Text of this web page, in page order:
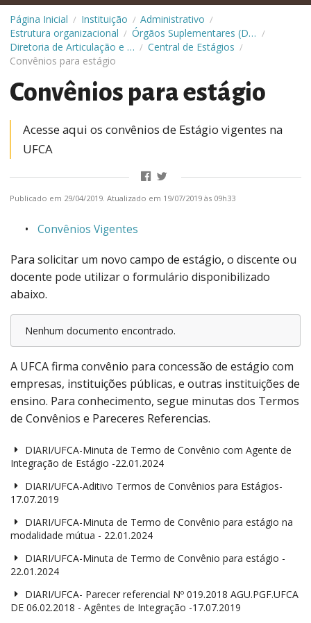
Página Inicial / Instituição / Administrativo /
Estrutura organizacional / Órgãos Suplementares (Diretorias) /
Diretoria de Articulação e Relações Institucionais (Diari) / Central de Estágios /
Convênios para estágio
Convênios para estágio
Acesse aqui os convênios de Estágio vigentes na
UFCA
Publicado em 29/04/2019. Atualizado em 19/07/2019 às 09h33
Convênios Vigentes
Para solicitar um novo campo de estágio, o discente ou
docente pode utilizar o formulário disponibilizado
abaixo.
Nenhum documento encontrado.
A UFCA firma convênio para concessão de estágio com
empresas, instituições públicas, e outras instituições de
ensino. Para conhecimento, segue minutas dos Termos
de Convênios e Pareceres Referencias.
DIARI/UFCA-Minuta de Termo de Convênio com Agente de
Integração de Estágio -22.01.2024
DIARI/UFCA-Aditivo Termos de Convênios para Estágios-
17.07.2019
DIARI/UFCA-Minuta de Termo de Convênio para estágio na
modalidade mútua - 22.01.2024
DIARI/UFCA-Minuta de Termo de Convênio para estágio -
22.01.2024
DIARI/UFCA- Parecer referencial Nº 019.2018 AGU.PGF.UFCA
DE 06.02.2018 - Agêntes de Integração -17.07.2019